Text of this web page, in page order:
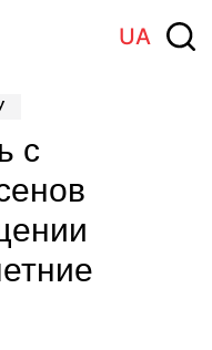
UA
с